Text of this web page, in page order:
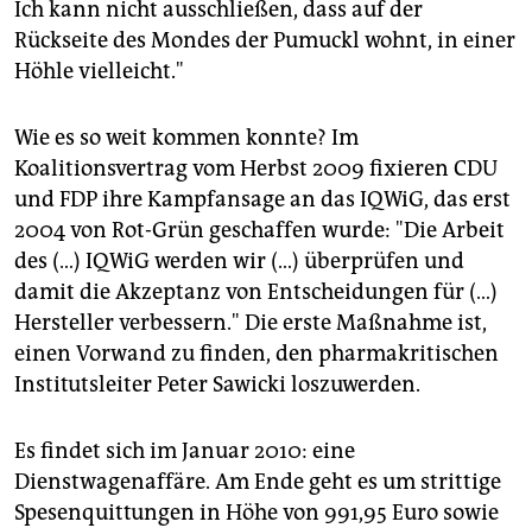
Ich kann nicht ausschließen, dass auf der
Rückseite des Mondes der Pumuckl wohnt, in einer
Höhle vielleicht."
Wie es so weit kommen konnte? Im
Koalitionsvertrag vom Herbst 2009 fixieren CDU
und FDP ihre Kampfansage an das IQWiG, das erst
2004 von Rot-Grün geschaffen wurde: "Die Arbeit
des (…) IQWiG werden wir (…) überprüfen und
damit die Akzeptanz von Entscheidungen für (…)
Hersteller verbessern." Die erste Maßnahme ist,
einen Vorwand zu finden, den pharmakritischen
Institutsleiter Peter Sawicki loszuwerden.
Es findet sich im Januar 2010: eine
Dienstwagenaffäre. Am Ende geht es um strittige
Spesenquittungen in Höhe von 991,95 Euro sowie